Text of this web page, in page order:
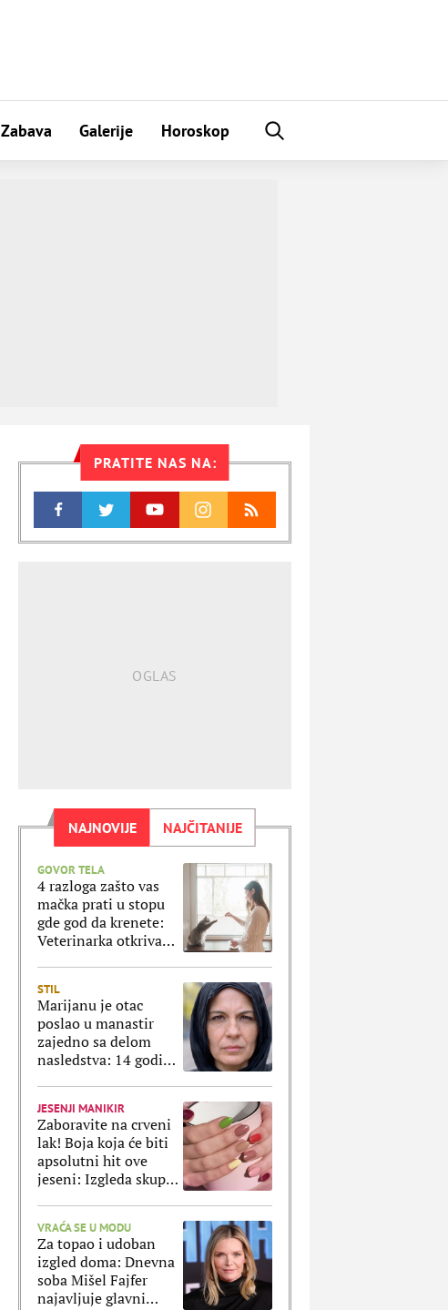
Zabava Galerije Horoskop
PRATITE NAS NA:
NAJNOVIJE NAJČITANIJE
GOVOR TELA
4 razloga zašto vas
mačka prati u stopu
gde god da krenete:
Veterinarka otkriva
STIL
Marijanu je otac
poslao u manastir
zajedno sa delom
nasledstva: 14 godina
rađala
JESENJI MANIKIR
Zaboravite na crveni
lak! Boja koja će biti
apsolutni hit ove
jeseni: Izgleda skupo,
VRAĆA SE U MODU
Za topao i udoban
izgled doma: Dnevna
soba Mišel Fajfer
najavljuje glavni